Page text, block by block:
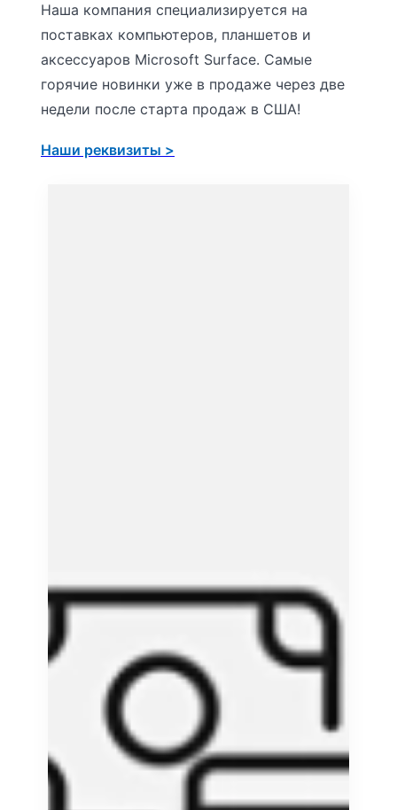
Наша компания специализируется на
поставках компьютеров, планшетов и
аксессуаров Microsoft Surface. Самые
горячие новинки уже в продаже через две
недели после старта продаж в США!
Наши реквизиты >